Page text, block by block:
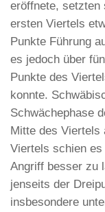
eröffnete, setzten
ersten Viertels
Punkte Führung
es jedoch über
Punkte des
konnte.
Schwächephase
Mitte des Viertels
Viertels schien es
Angriff besser zu
jenseits der
insbesondere